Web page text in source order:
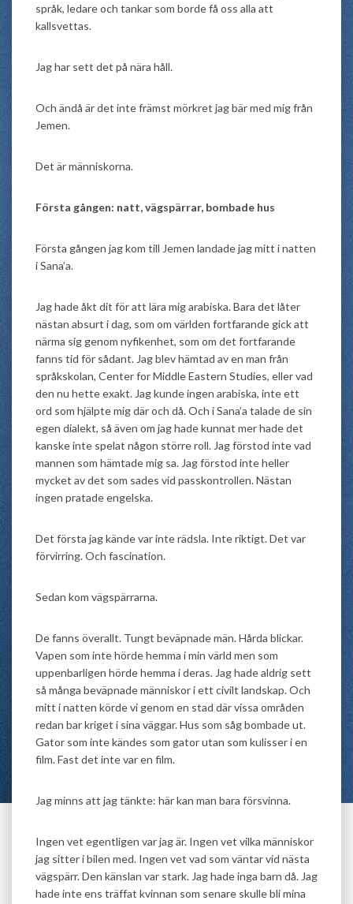
språk, ledare och tankar som borde få oss alla att
kallsvettas.
Jag har sett det på nära håll.
Och ändå är det inte främst mörkret jag bär med mig från
Jemen.
Det är människorna.
Första gången: natt, vägspärrar, bombade hus
Första gången jag kom till Jemen landade jag mitt i natten
i Sana’a.
Jag hade åkt dit för att lära mig arabiska. Bara det låter
nästan absurt i dag, som om världen fortfarande gick att
närma sig genom nyfikenhet, som om det fortfarande
fanns tid för sådant. Jag blev hämtad av en man från
språkskolan, Center for Middle Eastern Studies, eller vad
den nu hette exakt. Jag kunde ingen arabiska, inte ett
ord som hjälpte mig där och då. Och i Sana’a talade de sin
egen dialekt, så även om jag hade kunnat mer hade det
kanske inte spelat någon större roll. Jag förstod inte vad
mannen som hämtade mig sa. Jag förstod inte heller
mycket av det som sades vid passkontrollen. Nästan
ingen pratade engelska.
Det första jag kände var inte rädsla. Inte riktigt. Det var
förvirring. Och fascination.
Sedan kom vägspärrarna.
De fanns överallt. Tungt beväpnade män. Hårda blickar.
Vapen som inte hörde hemma i min värld men som
uppenbarligen hörde hemma i deras. Jag hade aldrig sett
så många beväpnade människor i ett civilt landskap. Och
mitt i natten körde vi genom en stad där vissa områden
redan bar kriget i sina väggar. Hus som såg bombade ut.
Gator som inte kändes som gator utan som kulisser i en
film. Fast det inte var en film.
Jag minns att jag tänkte: här kan man bara försvinna.
Ingen vet egentligen var jag är. Ingen vet vilka människor
jag sitter i bilen med. Ingen vet vad som väntar vid nästa
vägspärr. Den känslan var stark. Jag hade inga barn då. Jag
hade inte ens träffat kvinnan som senare skulle bli mina